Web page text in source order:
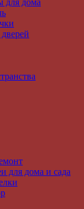
для дома
для дома и сада